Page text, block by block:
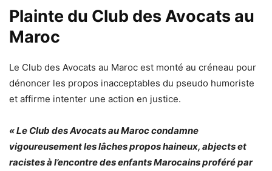
Plainte du Club des Avocats au
Maroc
Le Club des Avocats au Maroc est monté au créneau pour
dénoncer les propos inacceptables du pseudo humoriste
et affirme intenter une action en justice.
« Le Club des Avocats au Maroc condamne
vigoureusement les lâches propos haineux, abjects et
racistes à l’encontre des enfants Marocains proféré par